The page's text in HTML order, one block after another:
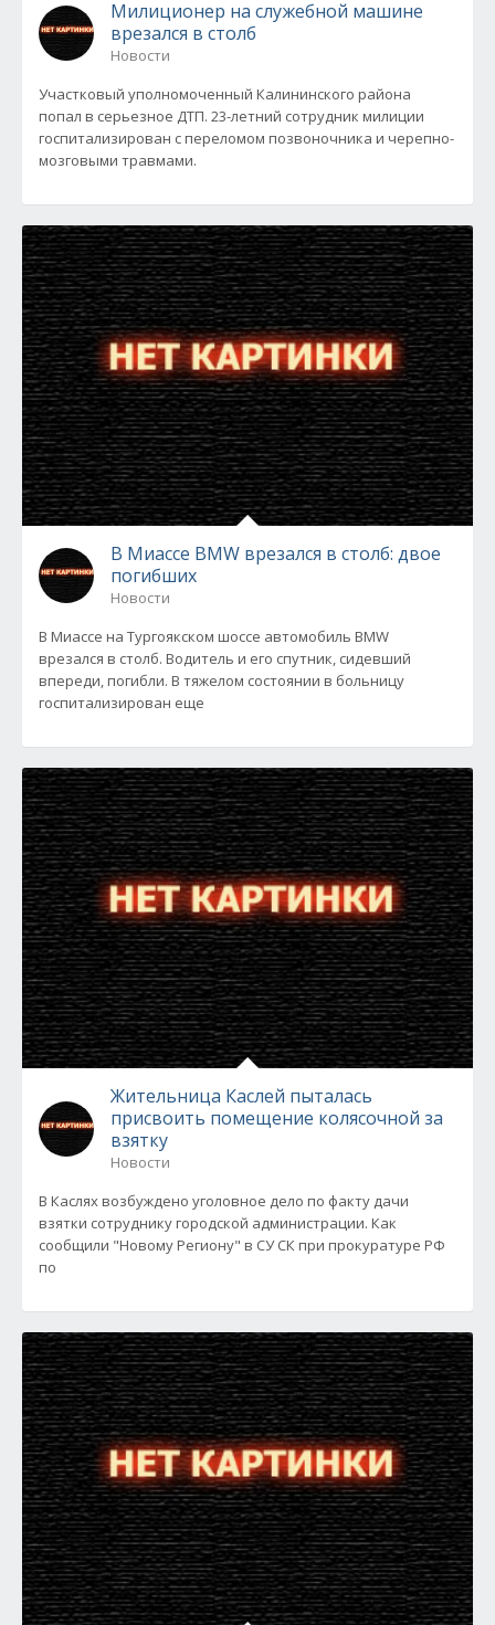
Милиционер на служебной машине
врезался в столб
Новости
Участковый уполномоченный Калининского района
попал в серьезное ДТП. 23-летний сотрудник милиции
госпитализирован с переломом позвоночника и черепно-
мозговыми травмами.
В Миассе BMW врезался в столб: двое
погибших
Новости
В Миассе на Тургоякском шоссе автомобиль BMW
врезался в столб. Водитель и его спутник, сидевший
впереди, погибли. В тяжелом состоянии в больницу
госпитализирован еще
Жительница Каслей пыталась
присвоить помещение колясочной за
взятку
Новости
В Каслях возбуждено уголовное дело по факту дачи
взятки сотруднику городской администрации. Как
сообщили "Новому Региону" в СУ СК при прокуратуре РФ
по